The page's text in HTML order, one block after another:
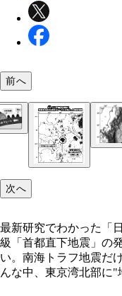
地震の巣と
1995年1月
ュード7.3、
最新研究で
前へ
次へ
最新研究でわかった「
級「首都直下地震」の
い。南海トラフ地震だ
んな中、東京湾北部に"